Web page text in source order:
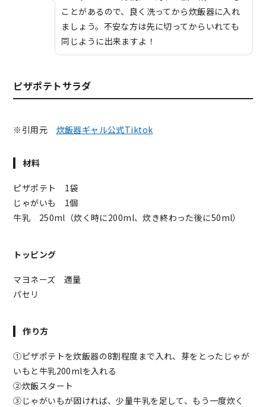
ことがあるので、良く洗ってから炊飯器に入れ
ましょう。不安な方は先に切ってからいれても
同じように出来ますよ！
ピザポテトサラダ
※引用元 炊飯器ギャル公式Tiktok
材料
ピザポテト 1袋
じゃがいも 1個
牛乳 250ml（炊く時に200ml、炊き終わった後に50ml）
トッピング
マヨネーズ 適量
パセリ
作り方
①ピザポテトを炊飯器の8割程度まで入れ、芽をとったじゃが
いもと牛乳200mlを入れる
②炊飯スタート
③じゃがいもが固ければ、少量牛乳を足して、もう一度炊く